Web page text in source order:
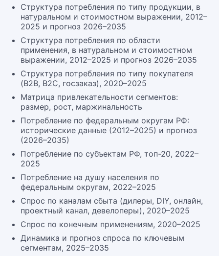
Структура потребления по типу продукции, в
натуральном и стоимостном выражении, 2012–
2025 и прогноз 2026–2035
Структура потребления по области
применения, в натуральном и стоимостном
выражении, 2012–2025 и прогноз 2026–2035
Структура потребления по типу покупателя
(B2B, B2C, госзаказ), 2020–2025
Матрица привлекательности сегментов:
размер, рост, маржинальность
Потребление по федеральным округам РФ:
исторические данные (2012–2025) и прогноз
(2026–2035)
Потребление по субъектам РФ, топ-20, 2022–
2025
Потребление на душу населения по
федеральным округам, 2022–2025
Спрос по каналам сбыта (дилеры, DIY, онлайн,
проектный канал, девелоперы), 2020–2025
Спрос по конечным применениям, 2020–2025
Динамика и прогноз спроса по ключевым
сегментам, 2025–2035